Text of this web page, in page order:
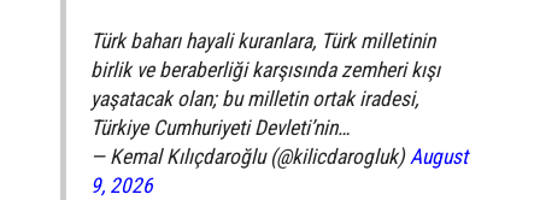
Türk baharı hayali kuranlara, Türk milletinin
birlik ve beraberliği karşısında zemheri kışı
yaşatacak olan; bu milletin ortak iradesi,
Türkiye Cumhuriyeti Devleti’nin…
— Kemal Kılıçdaroğlu (@kilicdarogluk)August
9, 2026